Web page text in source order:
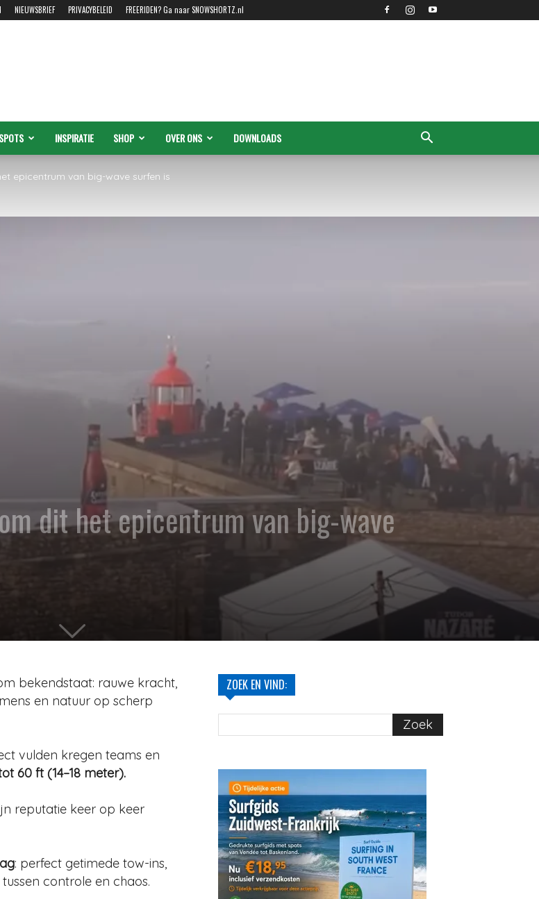
NIEUWSBRIEF PRIVACYBELEID FREERIDEN? Ga naar SNOWSHORTZ.nl
INSPIRATIE SHOP OVER ONS DOWNLOADS
epicentrum van big-wave surfen is
dit het epicentrum van big-wave
bekendstaat: rauwe kracht,
en natuur op scherp
vulden kregen teams en
60 ft (14–18 meter).
reputatie keer op keer
: perfect getimede tow-ins,
controle en chaos.
ZOEK EN VIND: